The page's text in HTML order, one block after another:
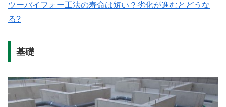
ツーバイフォー工法の寿命は短い？劣化が進むとどうな
る?
基礎